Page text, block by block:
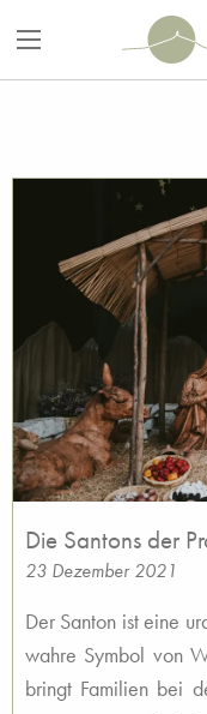
Die Santons der
23 Dezember 2021
Der Santon ist eine
wahre Symbol von
bringt Familien bei